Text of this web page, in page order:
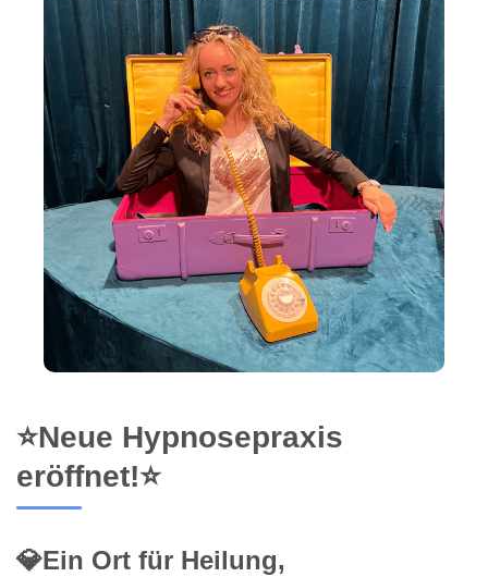
⭐Neue Hypnosepraxis
eröffnet!⭐
💎Ein Ort für Heilung,